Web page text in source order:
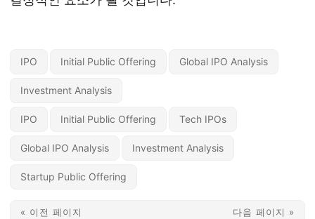
IPO Initial Public Offering Global IPO Analysis
Investment Analysis
IPO Initial Public Offering Tech IPOs
Global IPO Analysis Investment Analysis
Startup Public Offering
« 이전 페이지 다음 페이지 »